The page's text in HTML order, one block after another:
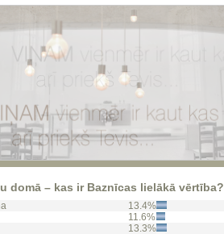
domā – kas ir Baznīcas lielākā vērtība?
13.4%
11.6%
13.3%